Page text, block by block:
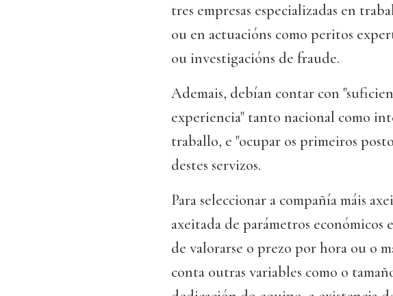
tres empresas especializadas en
ou en actuacións como peritos
ou investigacións de fraude.
Ademais, debían contar con
experiencia" tanto nacional como
traballo, e "ocupar os primeiros
destes servizos.
Para seleccionar a compañía máis
axeitada de parámetros económicos
de valorarse o prezo por hora ou o
conta outras variables como o